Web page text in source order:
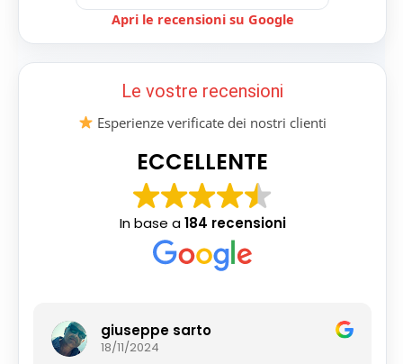
Apri le recensioni su Google
Le vostre recensioni
Esperienze verificate dei nostri clienti
ECCELLENTE
In base a184 recensioni
giuseppe sarto
18/11/2024